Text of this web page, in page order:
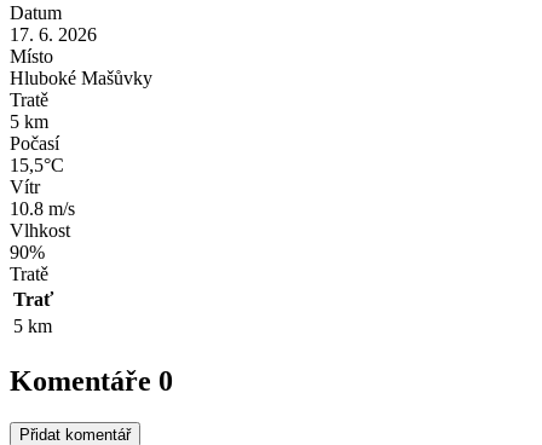
Datum
17. 6. 2026
Místo
Hluboké Mašůvky
Tratě
5 km
Počasí
15,5°C
Vítr
10.8 m/s
Vlhkost
90%
Tratě
Trať
5 km
Komentáře 0
Přidat komentář